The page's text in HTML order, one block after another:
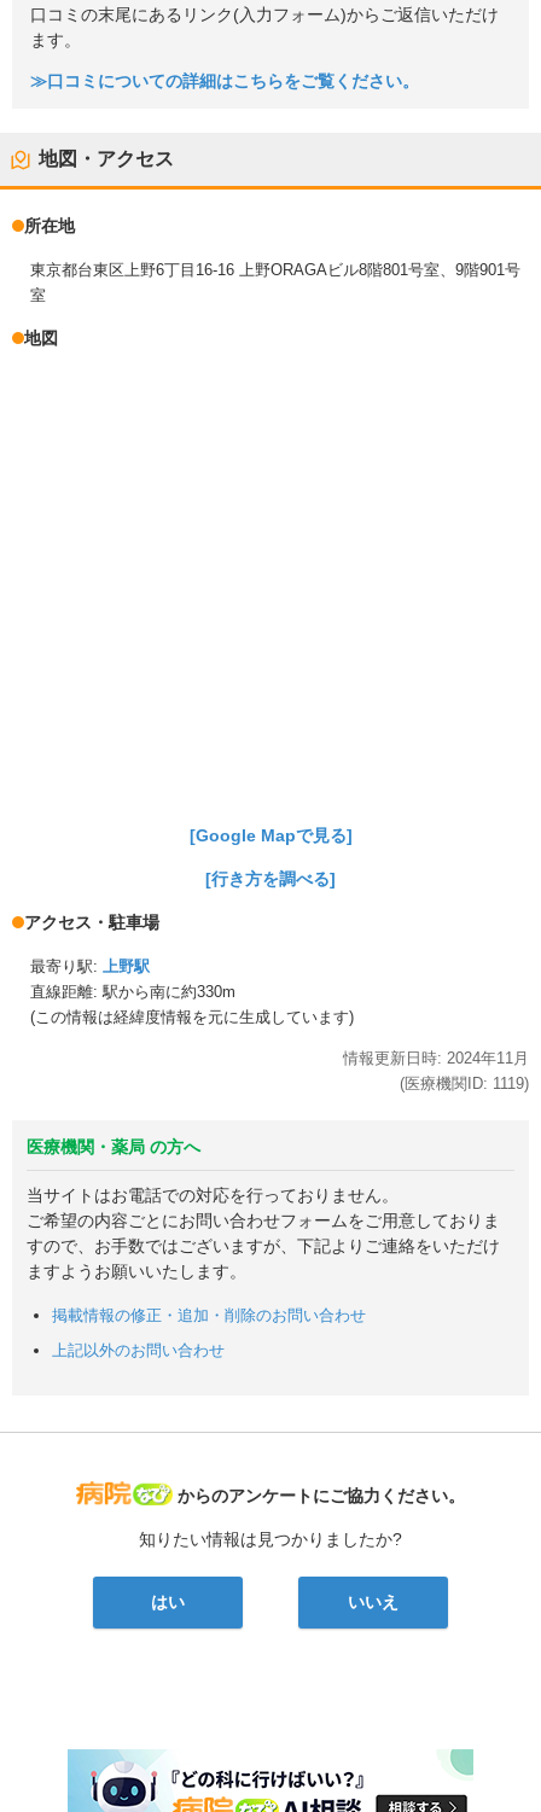
口コミの末尾にあるリンク(入力フォーム)からご返信いただけ
ます。
≫口コミについての詳細はこちらをご覧ください。
地図・アクセス
所在地
東京都台東区上野6丁目16-16 上野ORAGAビル8階801号室、9階901号
室
地図
[Google Mapで見る]
[行き方を調べる]
アクセス・駐車場
最寄り駅: 上野駅
直線距離: 駅から南に約330m
(この情報は経緯度情報を元に生成しています)
情報更新日時: 2024年11月
(医療機関ID: 1119)
医療機関・薬局 の方へ
当サイトはお電話での対応を行っておりません。
ご希望の内容ごとにお問い合わせフォームをご用意しておりま
すので、お手数ではございますが、下記よりご連絡をいただけ
ますようお願いいたします。
掲載情報の修正・追加・削除のお問い合わせ
上記以外のお問い合わせ
病院なび
からのアンケートにご協力ください。
知りたい情報は見つかりましたか?
はい いいえ